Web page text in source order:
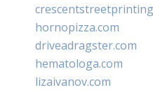
hornopizza.com
driveadragster.com
hematologa.com
lizaivanov.com